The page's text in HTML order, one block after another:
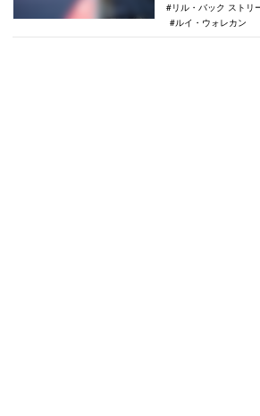
リル・バック ストリ
ルイ・ウォレカン